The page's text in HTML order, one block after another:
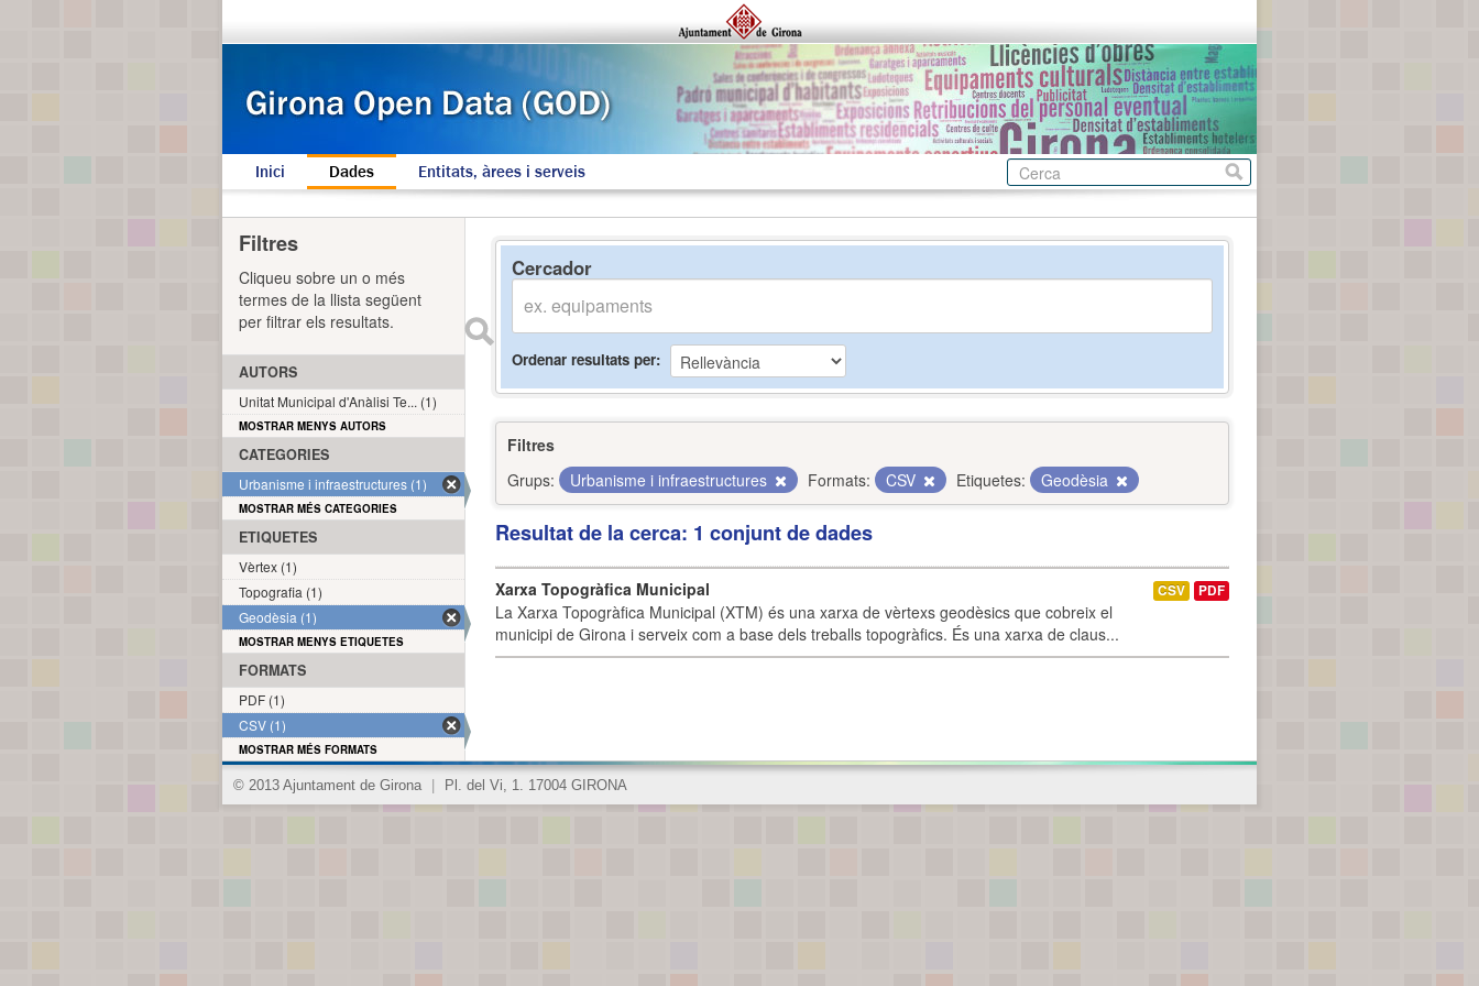
Inici Dades Entitats, àrees i serveis
Cercador
Ordenar resultats per
Filtres
Grups:
Urbanisme i infraestructures Formats: CSV Etiquetes: Geodèsia
Resultat de la cerca: 1 conjunt de dades
Xarxa Topogràfica Municipal
La Xarxa Topogràfica Municipal (XTM) és una xarxa de vèrtexs geodèsics que cobreix el
municipi de Girona i serveix com a base dels treballs topogràfics. És una xarxa de claus...
CSV PDF
Filtres
Cliqueu sobre un o més
termes de la llista següent
per filtrar els resultats.
AUTORS
Unitat Municipal d'Anàlisi Te... (1)
MOSTRAR MENYS AUTORS
CATEGORIES
Urbanisme i infraestructures (1)
MOSTRAR MÉS CATEGORIES
ETIQUETES
Vèrtex (1)
Topografia (1)
Geodèsia (1)
MOSTRAR MENYS ETIQUETES
FORMATS
PDF (1)
CSV (1)
MOSTRAR MÉS FORMATS
© 2013 Ajuntament de Girona Pl. del Vi, 1. 17004 GIRONA